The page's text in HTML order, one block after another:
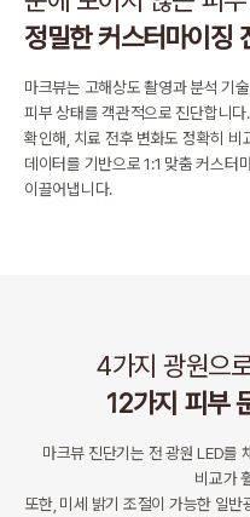
정밀한 커스터마이징
마크뷰는 고해상도 촬영과 분석 기
피부 상태를 객관적으로 진단합니다.
확인해, 치료 전후 변화도 정확히 비
데이터를 기반으로 1:1 맞춤 커스터
이끌어냅니다.
4가지 광원으
12가지 피부
마크뷰 진단기는 전 광원 LED를
비교가
또한, 미세 밝기 조절이 가능한 일